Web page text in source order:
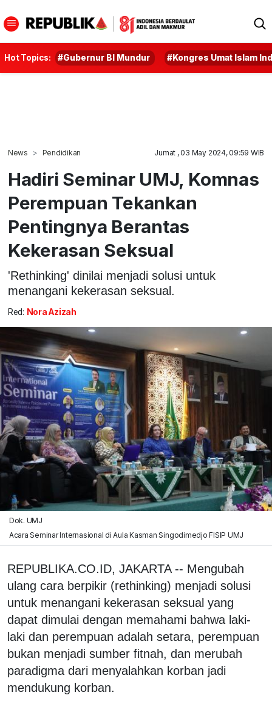
Hot Topics: #Gubernur BI Mundur #Kongres Umat Islam
News Pendidikan Jumat , 03 May 2024, 09:59 WIB
Hadiri Seminar UMJ, Komnas
Perempuan Tekankan
Pentingnya Berantas
Kekerasan Seksual
'Rethinking' dinilai menjadi solusi untuk
menangani kekerasan seksual.
Red: Nora Azizah
Dok. UMJ
Acara Seminar Internasional di Aula Kasman Singodimedjo FISIP UMJ
REPUBLIKA.CO.ID, JAKARTA -- Mengubah
ulang cara berpikir (rethinking) menjadi solusi
untuk menangani kekerasan seksual yang
dapat dimulai dengan memahami bahwa laki-
laki dan perempuan adalah setara, perempuan
bukan menjadi sumber fitnah, dan merubah
paradigma dari menyalahkan korban jadi
mendukung korban.